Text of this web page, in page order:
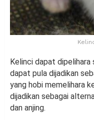
Kelinci dapat dipelihara
dapat pula dijadikan
yang hobi memelihara
dijadikan sebagai
dan anjing.